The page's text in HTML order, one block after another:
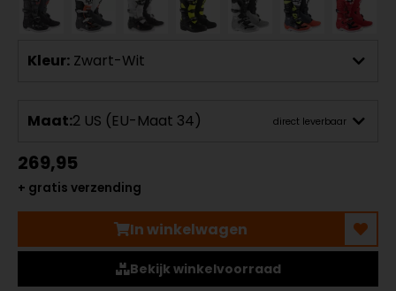
Kleur: Zwart-Wit
Maat:2 US (EU-Maat 34) direct leverbaar
269,95
+ gratis verzending
In winkelwagen
Bekijk winkelvoorraad